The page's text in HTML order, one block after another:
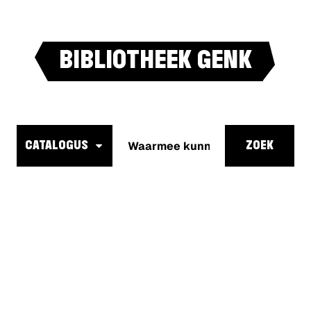
BIBLIOTHEEK GENK
CATALOGUS
kunnen
ZOEK